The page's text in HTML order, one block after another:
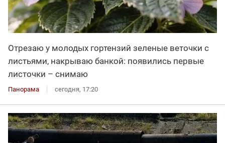
Отрезаю у молодых гортензий зеленые веточки с
листьями, накрываю банкой: появились первые
листочки – снимаю
Панорама сегодня, 17:20